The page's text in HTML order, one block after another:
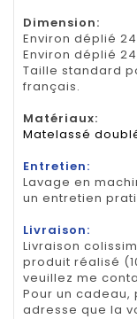
Dimension:
Environ déplié
Environ déplié 24
Taille standard
français.
Matériaux:
Matelassé
Entretien:
Lavage en
un entretien
Livraison:
Livraison
produit réalisé
veuillez me
Pour un
adresse que la